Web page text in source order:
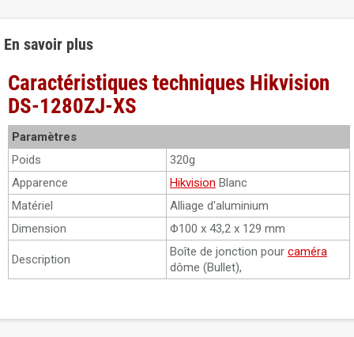
En savoir plus
Caractéristiques techniques Hikvision
DS-1280ZJ-XS
Paramètres
Poids
320g
Apparence
Hikvision Blanc
Matériel
Alliage d'aluminium
Dimension
Φ100 x 43,2 x 129 mm
Description
Boîte de jonction pour caméra
dôme (Bullet),